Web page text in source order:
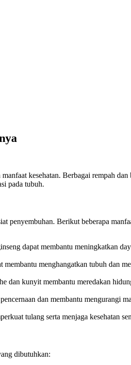
kesehatan. Berbagai rempah
pada tubuh.
penyembuhan. Berikut beberapa
dapat membantu meningkatkan
menghangatkan tubuh dan
dan kunyit membantu meredakan
dan membantu mengurangi
tulang serta menjaga kesehatan
dibutuhkan: